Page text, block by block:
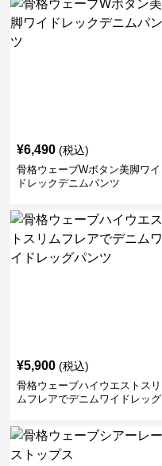
¥6,490 (税込)
骨格ウェーブWボタン美脚ワイ
ドレックデニムパンツ
¥5,900 (税込)
骨格ウェーブハイウエストスリ
ムフレアでデニムワイドレッグ